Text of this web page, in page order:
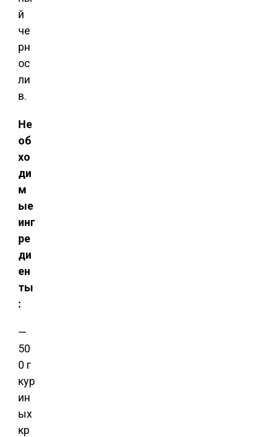
й
че
рн
ос
ли
в.
Не
об
хо
ди
м
ые
инг
ре
ди
ен
ты
:
—
50
0 г
кур
ин
ых
кр